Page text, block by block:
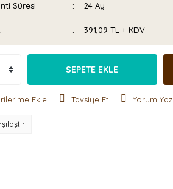
Süresi 24 Ay
391,09 TL + KDV
SEPETE EKLE
Tavsiye Et Yorum Yaz